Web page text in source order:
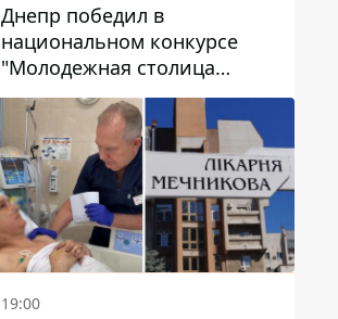
Днепр победил в
национальном конкурсе
"Молодежная столица
Украины – 2026"
19:00